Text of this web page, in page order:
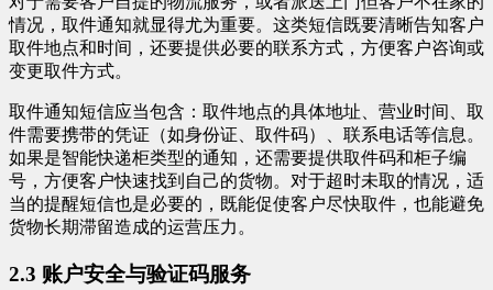
情况，取件通知就显得尤为重要。这类短信既要清晰告知客户
取件地点和时间，还要提供必要的联系方式，方便客户咨询或
变更取件方式。
取件通知短信应当包含：取件地点的具体地址、营业时间、取
件需要携带的凭证（如身份证、取件码）、联系电话等信息。
如果是智能快递柜类型的通知，还需要提供取件码和柜子编
号，方便客户快速找到自己的货物。对于超时未取的情况，适
当的提醒短信也是必要的，既能促使客户尽快取件，也能避免
货物长期滞留造成的运营压力。
2.3 账户安全与验证码服务